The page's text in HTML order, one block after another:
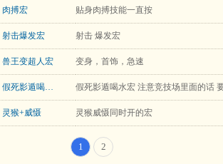
肉搏宏 贴身肉搏技能一直按
射击爆发宏 射击 爆发宏
兽王变超人宏 变身，首饰，急速
假死影遁喝水宏
灵猴+威慑 灵猴威慑同时开的宏
1 2